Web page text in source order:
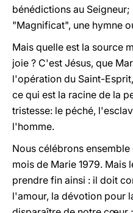
bénédictions au
"Magnificat", une hymne
Mais quelle est la source
joie ? C'est Jésus, que
l'opération du Saint-
ce qui est la racine de la
tristesse: le péché,
l'homme.
Nous célébrons
mois de Marie 1979. Mais
prendre fin ainsi : il doit
l'amour, la dévotion pour